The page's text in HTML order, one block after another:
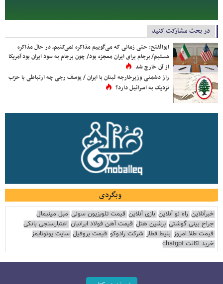
در بحث مشارکت کنید
ابوالفتح: حتی زمانی که می‌گوییم مذاکره نمی‌کنیم، در حال مذاکره
هستیم/ برجام برای ایران معجزه بود/ چون برجام به سود ایران بود آمریکا
از آن خارج شد
راز دشمنی وزیرخارجه لبنان با ایران / یوسف رجی چه ارتباطی با حزب
نزدیک به اسرائیل دارد؟
وبگردی
خبرآنلاین راه نو آنلاین بازی آنلاین قیمت تلویزیون سونی مبل مینیمال
جراح بینی گوشتی پرشین هتل قیمت آهن فولاد ایرانیان اعتبارسنجی بانکی
قیمت طلا امروز بلیط قطار شرکت رادوکو قیمت پروفیل سایت یوتوتایمز
خرید اکانت chatgpt